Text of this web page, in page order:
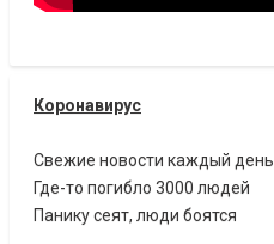
Коронавирус
Свежие новости каждый день
Где-то погибло 3000 людей
Панику сеят, люди боятся